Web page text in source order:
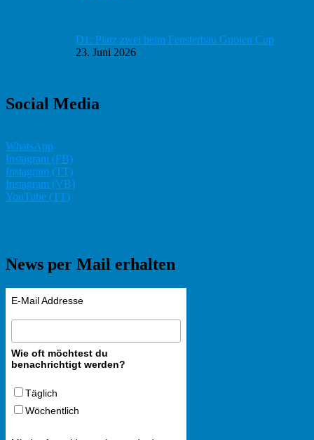
D1: Platz zwei beim Fensterbau Gnoien Cup
23. Juni 2026
Social Media
WhatsApp
Instagram (FB)
Instagram (TT)
Instagram (VB)
YouTube (TT)
News per Mail erhalten
E-Mail Addresse
Wie oft möchtest du
benachrichtigt werden?
Täglich
Wöchentlich